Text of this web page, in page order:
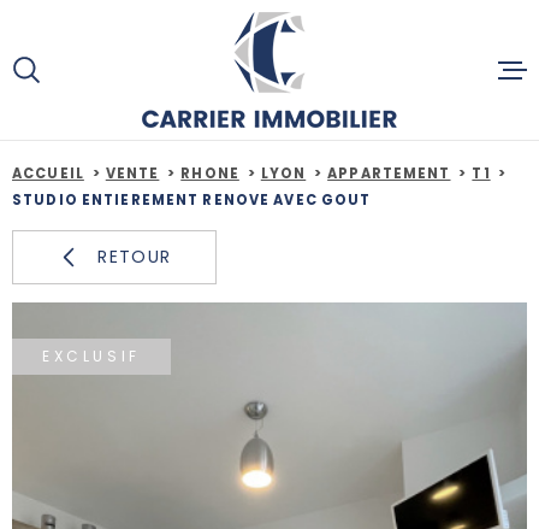
lamenu
contenu
ACCUEIL
ACCUEIL VENTE RHONE LYON APPARTEMENT
T1
STUDIO ENTIEREMENT RENOVE AVEC GOUT
RETOUR
EXCLUSIF